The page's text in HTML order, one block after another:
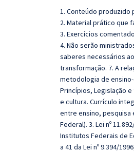
1. Conteúdo
2. Material prático que
3. Exercícios
4. Não serão
saberes necessários
transformação. 7. A
metodologia de
Princípios, Legislação
e cultura. Currículo
entre ensino, pesquisa
Federal). 3. Lei nº
Institutos Federais de
a 41 da Lei nº 9.394/